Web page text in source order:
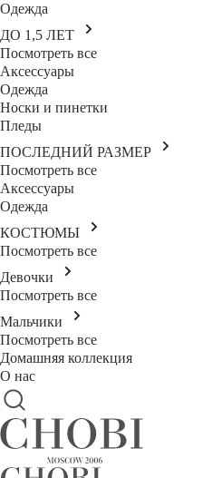
Одежда
ДО 1,5 ЛЕТ
Посмотреть все
Аксессуары
Одежда
Носки и пинетки
Пледы
ПОСЛЕДНИЙ РАЗМЕР
Посмотреть все
Аксессуары
Одежда
КОСТЮМЫ
Посмотреть все
Девочки
Посмотреть все
Мальчики
Посмотреть все
Домашняя коллекция
О нас